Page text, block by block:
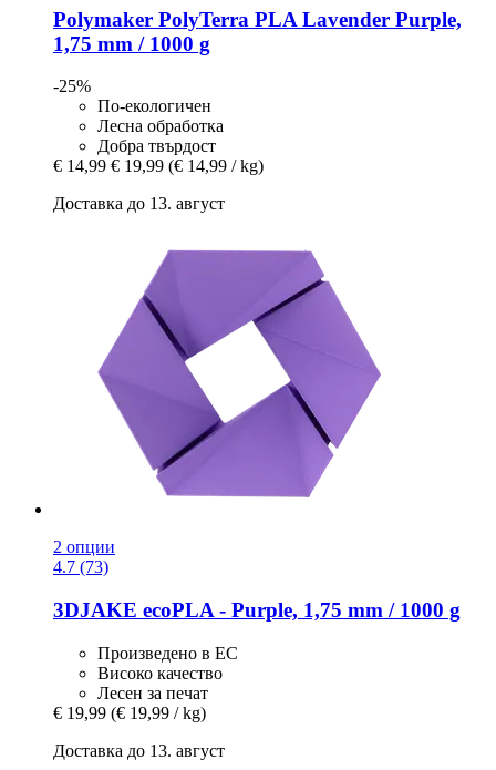
Polymaker PolyTerra PLA Lavender Purple,
1,75 mm / 1000 g
-25%
По-екологичен
Лесна обработка
Добра твърдост
€ 14,99 € 19,99 (€ 14,99 / kg)
Доставка до 13. август
2 опции
4.7 (73)
3DJAKE ecoPLA -​ Purple, 1,75 mm / 1000 g
Произведено в ЕС
Високо качество
Лесен за печат
€ 19,99 (€ 19,99 / kg)
Доставка до 13. август